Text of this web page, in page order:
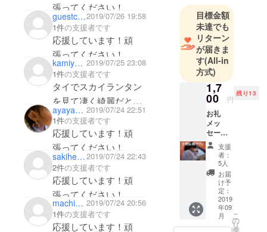
張ってください！
guestc6844b62df2019/07/26 19:58
1件の支援者です
応援しています！頑
張ってください！
kamiya225 2019/07/25 23:08
1件の支援者です
タイでスカイランタン
を見て凄く綺麗だと思
いました。
隣県でスカイランタン
を体験できると知り自
分もイベントに参加し
たいと思い応募しまし
た。
ステキなイベントにな
る様に頑張って下さ
い。
ayaya7283614 2019/07/24 22:51
1件の支援者です
応援しています！頑
張ってください！
sakiheart332019/07/24 22:43
2件の支援者です
応援しています！頑
張ってください！
machi0709 2019/07/24 20:56
1件の支援者です
応援しています！頑
目標金額
未達でも
リターン
が届きま
す(All-in
方式)
1,7
00 円
残り13
お礼
メッ
セージ
（報告
映像）
子供達
のLED
スカイ
ランタ
ン参加
達から
のお礼
支援
者：
5人
お届
け予
定：
2019
年09
月
こ
の
リ